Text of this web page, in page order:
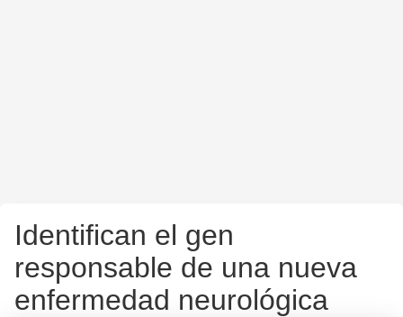
Identifican el gen
responsable de una nueva
enfermedad neurológica